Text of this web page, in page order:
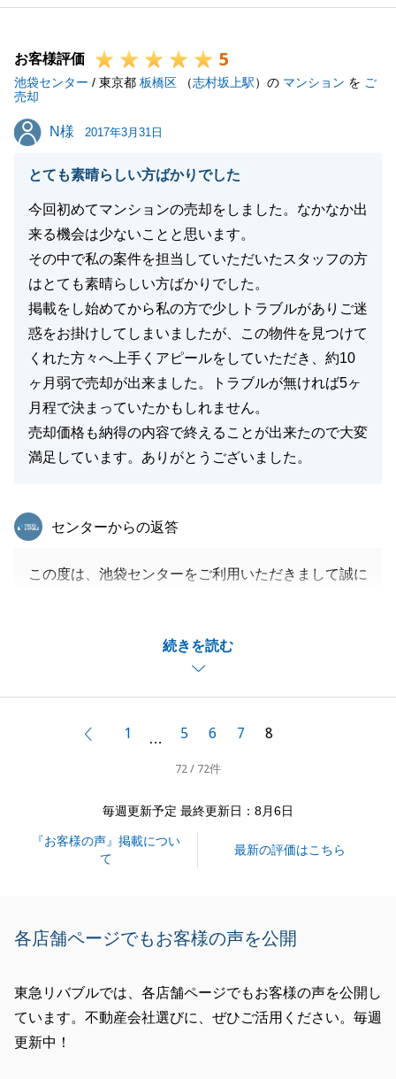
が、何より嬉しい瞬間でした。
お困りのことがございましたら、いつでもお気軽にご
連絡ください。
今後とも東急リバブルのご愛顧の程、よろしくお願い
致します。
閉じる
お客様評価 5
池袋センター / 東京都 板橋区 （志村坂上駅）の マンション を ご
売却
N様
N様 2017年3月31日
とても素晴らしい方ばかりでした
今回初めてマンションの売却をしました。なかなか出
来る機会は少ないことと思います。
その中で私の案件を担当していただいたスタッフの方
はとても素晴らしい方ばかりでした。
掲載をし始めてから私の方で少しトラブルがありご迷
惑をお掛けしてしまいましたが、この物件を見つけて
くれた方々へ上手くアピールをしていただき、約10
ヶ月弱で売却が出来ました。トラブルが無ければ5ヶ
月程で決まっていたかもしれません。
売却価格も納得の内容で終えることが出来たので大変
満足しています。ありがとうございました。
続きを読む
東急リバブル
センターからの返答
この度は、池袋センターをご利用いただきまして誠に
たお役にたてたことを大変光栄に思っております。
Ｎ様には販売期間中にお打合せで何度となくご来店い
ただき、いつも快くご対応いただきまして大変感謝し
今後お困りのことがございましたら、お気軽にご連絡
をいただければと思います。
前へ1 … 5 6 7 8
72 / 72件
毎週更新予定 最終更新日：8月6日
『お客様の声』掲載につい
て
最新の評価はこちら
各店舗ページでもお客様の声を公開
東急リバブルでは、各店舗ページでもお客様の声を公開し
ています。不動産会社選びに、ぜひご活用ください。毎週
更新中！